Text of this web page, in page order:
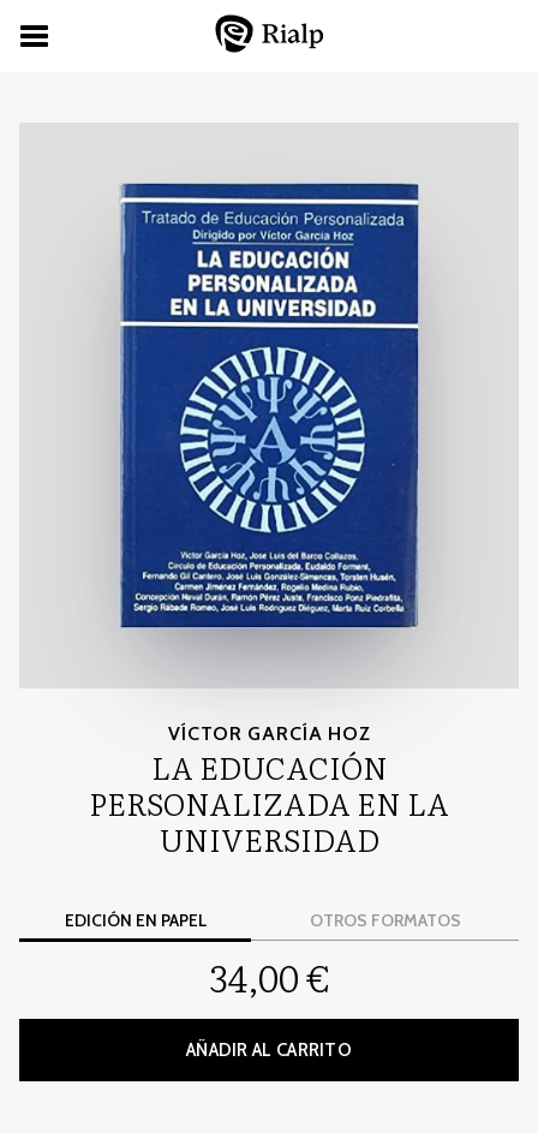
VÍCTOR GARCÍA HOZ
LA EDUCACIÓN
PERSONALIZADA EN LA
UNIVERSIDAD
EDICIÓN EN PAPEL OTROS FORMATOS
34,00 €
AÑADIR AL CARRITO